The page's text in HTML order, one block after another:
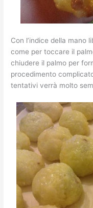
Con l’indice della mano
come per toccare il
chiudere il palmo per
procedimento
tentativi verrà molto